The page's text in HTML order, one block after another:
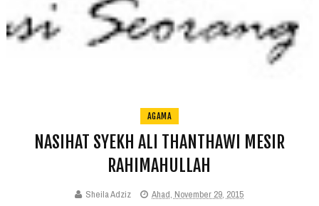
AGAMA
NASIHAT SYEKH ALI THANTHAWI MESIR
RAHIMAHULLAH
Sheila Adziz Ahad, November 29, 2015